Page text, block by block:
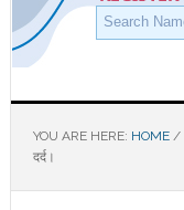
YOU ARE HERE: HOME /
दर्द।